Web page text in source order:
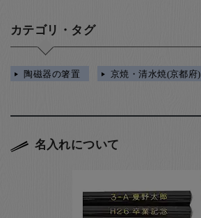
カテゴリ・タグ
陶磁器の箸置 京焼・清水焼(京都府)
名入れについて